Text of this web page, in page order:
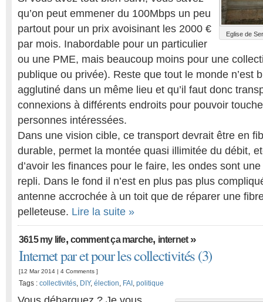
Eglise de
qu’on peut emmener du 100Mbps un peu
partout pour un prix avoisinant les 2000 €
par mois. Inabordable pour un particulier
ou une PME, mais beaucoup moins pour une
publique ou privée). Reste que tout le monde n’est
agglutiné dans un même lieu et qu’il faut donc
connexions à différents endroits pour pouvoir
personnes intéressées.
Dans une vision cible, ce transport devrait être en
durable, permet la montée quasi illimitée du débit,
d’avoir les finances pour le faire, les ondes sont
repli. Dans le fond il n’est en plus pas plus
antenne accrochée à un toit que de réparer une
pelleteuse. Lire la suite »
3615 my life, comment ça marche, internet»
Internet par et pour les collectivités (3)
[12 Mar 2014 | 4 Comments ]
Tags : collectivités, DIY, élection, FAI , politique